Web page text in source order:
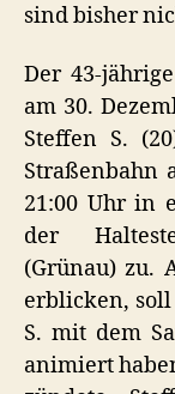
sind bisher
Der 43-
am 30.
Steffen S.
Straßenbahn
21:00 Uhr in
der
(Grünau) zu.
erblicken,
S. mit dem
animiert